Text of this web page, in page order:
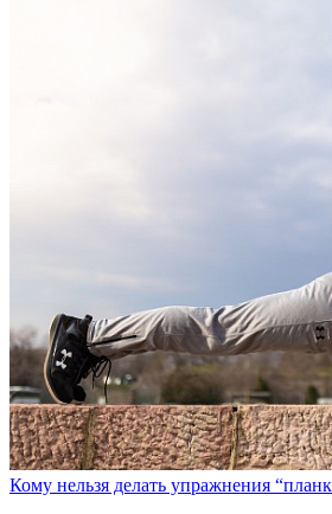
Кому нельзя делать упражнения